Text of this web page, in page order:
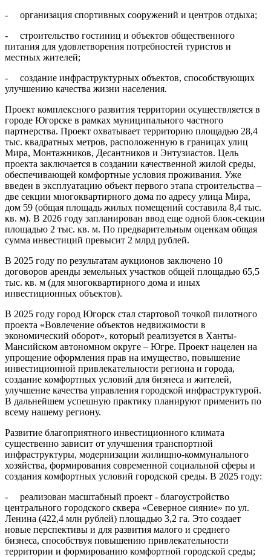
- организация спортивных сооружений и центров отдыха;
- строительство гостиниц и объектов общественного
питания для удовлетворения потребностей туристов и
местных жителей;
- создание инфраструктурных объектов, способствующих
улучшению качества жизни населения.
Проект комплексного развития территории осуществляется в
городе Югорске в рамках муниципального частного
партнерства. Проект охватывает территорию площадью 28,4
тыс. квадратных метров, расположенную в границах улиц
Мира, Монтажников, Десантников и Энтузиастов. Цель
проекта заключается в создании качественной жилой среды,
обеспечивающей комфортные условия проживания. Уже
введен в эксплуатацию объект первого этапа строительства –
две секции многоквартирного дома по адресу улица Мира,
дом 59 (общая площадь жилых помещений составила 8,4 тыс.
кв. м). В 2026 году запланирован ввод еще одной блок-секции
площадью 2 тыс. кв. м. По предварительным оценкам общая
сумма инвестиций превысит 2 млрд рублей.
В 2025 году по результатам аукционов заключено 10
договоров аренды земельных участков общей площадью 65,5
тыс. кв. м (для многоквартирного дома и иных
инвестиционных объектов).
В 2025 году город Югорск стал стартовой точкой пилотного
проекта «Вовлечение объектов недвижимости в
экономический оборот», который реализуется в Ханты-
Мансийском автономном округе – Югре. Проект нацелен на
упрощение оформления прав на имущество, повышение
инвестиционной привлекательности региона и города,
создание комфортных условий для бизнеса и жителей,
улучшение качества управления городской инфраструктурой.
В дальнейшем успешную практику планируют применить по
всему нашему региону.
Развитие благоприятного инвестиционного климата
существенно зависит от улучшения транспортной
инфраструктуры, модернизации жилищно-коммунального
хозяйства, формирования современной социальной сферы и
создания комфортных условий городской среды. В 2025 году:
- реализован масштабный проект - благоустройство
центрального городского сквера «Северное сияние» по ул.
Ленина (422,4 млн рублей) площадью 3,2 га. Это создает
новые перспективы и для развития малого и среднего
бизнеса, способствуя повышению привлекательности
территории и формированию комфортной городской среды;